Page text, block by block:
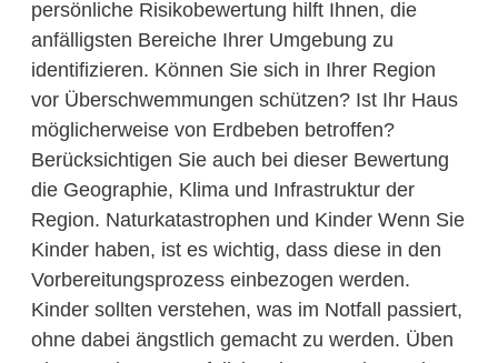
persönliche Risikobewertung hilft Ihnen, die
anfälligsten Bereiche Ihrer Umgebung zu
identifizieren. Können Sie sich in Ihrer Region
vor Überschwemmungen schützen? Ist Ihr Haus
möglicherweise von Erdbeben betroffen?
Berücksichtigen Sie auch bei dieser Bewertung
die Geographie, Klima und Infrastruktur der
Region. Naturkatastrophen und Kinder Wenn Sie
Kinder haben, ist es wichtig, dass diese in den
Vorbereitungsprozess einbezogen werden.
Kinder sollten verstehen, was im Notfall passiert,
ohne dabei ängstlich gemacht zu werden. Üben